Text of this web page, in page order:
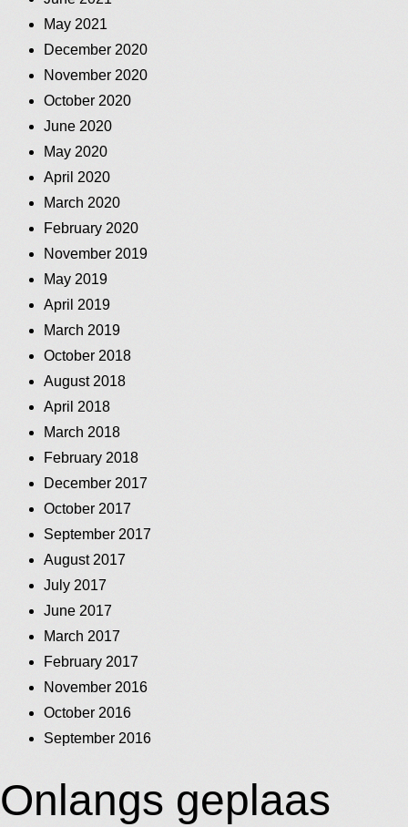
May 2021
December 2020
November 2020
October 2020
June 2020
May 2020
April 2020
March 2020
February 2020
November 2019
May 2019
April 2019
March 2019
October 2018
August 2018
April 2018
March 2018
February 2018
December 2017
October 2017
September 2017
August 2017
July 2017
June 2017
March 2017
February 2017
November 2016
October 2016
September 2016
Onlangs geplaas